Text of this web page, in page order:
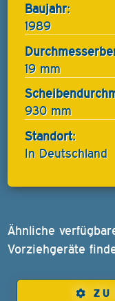
Baujahr:
1989
19 mm
930 mm
Standort:
In Deutschland
Ähnliche
Vorziehgeräte
ZU